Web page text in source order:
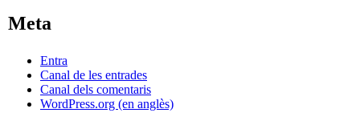
Meta
Entra
Canal de les entrades
Canal dels comentaris
WordPress.org (en anglès)